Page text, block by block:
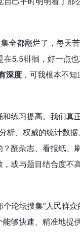
全都翻烂了，每天
5.5徘徊，好一点
深度 ，可我根本不
练习提高。我们真
析、权威的统计数
翻杂志、看报纸、
或与题目结合度不
论坛搜集“人民群
够快速、精准地提